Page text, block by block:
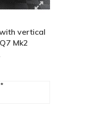
vertical
Mk2
*